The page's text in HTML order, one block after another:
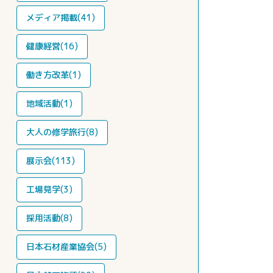
メディア掲載(41)
健康経営(16)
働き方改革(1)
地域活動(1)
大人の修学旅行(8)
展示会(113)
工場見学(3)
採用活動(8)
日本石材産業協会(5)